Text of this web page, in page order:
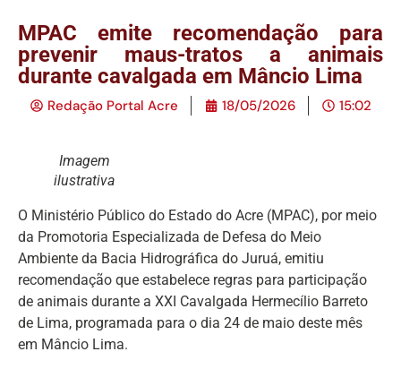
MPAC emite recomendação para
prevenir maus-tratos a animais
durante cavalgada em Mâncio Lima
Redação Portal Acre 18/05/2026 15:02
Imagem
ilustrativa
O Ministério Público do Estado do Acre (MPAC), por meio
da Promotoria Especializada de Defesa do Meio
Ambiente da Bacia Hidrográfica do Juruá, emitiu
recomendação que estabelece regras para participação
de animais durante a XXI Cavalgada Hermecílio Barreto
de Lima, programada para o dia 24 de maio deste mês
em Mâncio Lima.